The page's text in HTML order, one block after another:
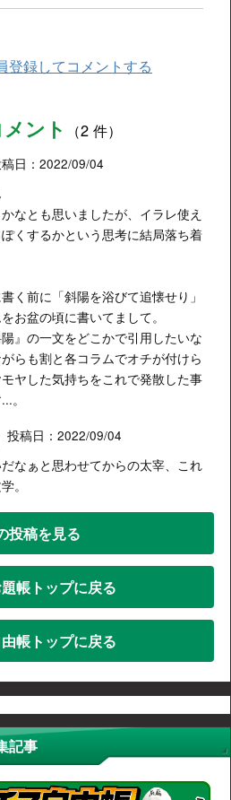
登録してコメントする
ント （2 件）
日：2022/09/04
なとも思いましたが、イラレ使え
くするかという思考に結局落ち着
く前に「斜陽を浴びて追懐せり」
お盆の頃に書いてまして。
』の一文をどこかで引用したいな
らも割と各コラムでオチが付けら
ヤした気持ちをこれで発散した事
。
投稿日：2022/09/04
なぁと思わせてからの太宰、これ
。
投稿を見る
帳トップに戻る
帳トップに戻る
記事